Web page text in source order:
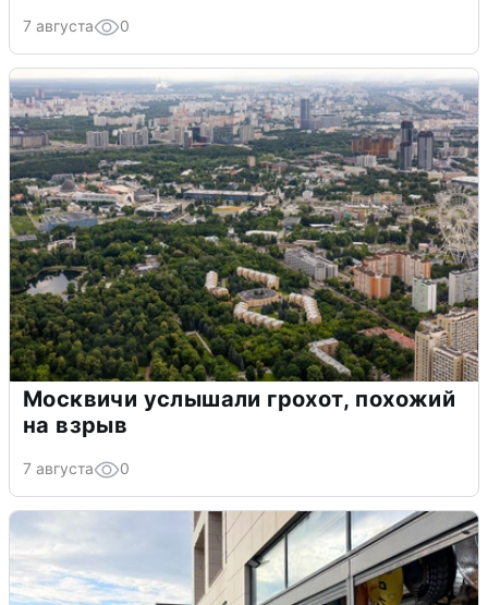
7 августа 0
Москвичи услышали грохот, похожий
на взрыв
7 августа 0